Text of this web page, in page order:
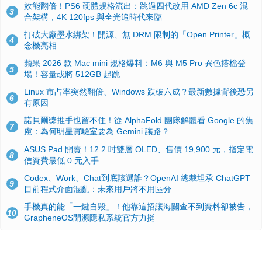
3
效能翻倍！PS6 硬體規格流出：跳過四代改用 AMD Zen 6c 混
合架構，4K 120fps 與全光追時代來臨
4
打破大廠墨水綁架！開源、無 DRM 限制的「Open Printer」概
念機亮相
5
蘋果 2026 款 Mac mini 規格爆料：M6 與 M5 Pro 異色搭檔登
場！容量或將 512GB 起跳
6
Linux 市占率突然翻倍、Windows 跌破六成？最新數據背後恐另
有原因
7
諾貝爾獎推手也留不住！從 AlphaFold 團隊解體看 Google 的焦
慮：為何明星實驗室要為 Gemini 讓路？
8
ASUS Pad 開賣！12.2 吋雙層 OLED、售價 19,900 元，指定電
信資費最低 0 元入手
9
Codex、Work、Chat到底該選誰？OpenAI 總裁坦承 ChatGPT
目前程式介面混亂：未來用戶將不用區分
10
手機真的能「一鍵自毀」！他靠這招讓海關查不到資料卻被告，
GrapheneOS開源隱私系統官方力挺